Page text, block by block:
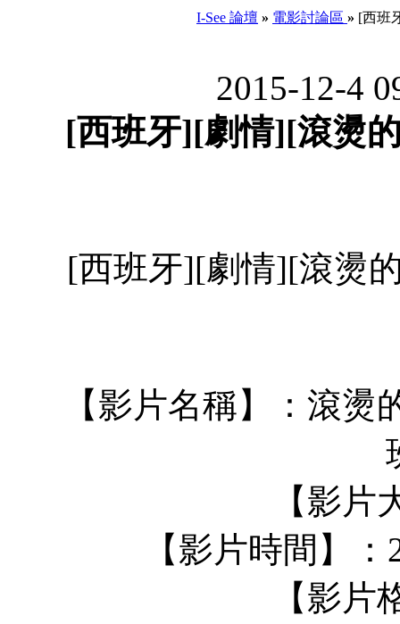
I-See 論壇 » 電影討論區 » [西班
2015-12-4
[西班牙][劇情][滾燙
[西班牙][劇情][滾燙
【影片名稱】：滾燙
【影片
【影片時間】
【影